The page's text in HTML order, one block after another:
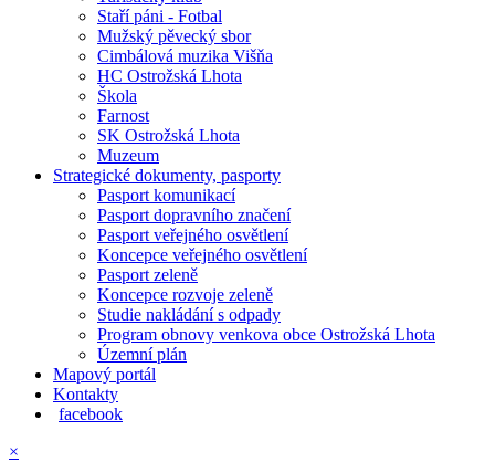
Staří páni - Fotbal
Mužský pěvecký sbor
Cimbálová muzika Višňa
HC Ostrožská Lhota
Škola
Farnost
SK Ostrožská Lhota
Muzeum
Strategické dokumenty, pasporty
Pasport komunikací
Pasport dopravního značení
Pasport veřejného osvětlení
Koncepce veřejného osvětlení
Pasport zeleně
Koncepce rozvoje zeleně
Studie nakládání s odpady
Program obnovy venkova obce Ostrožská Lhota
Územní plán
Mapový portál
Kontakty
facebook
×